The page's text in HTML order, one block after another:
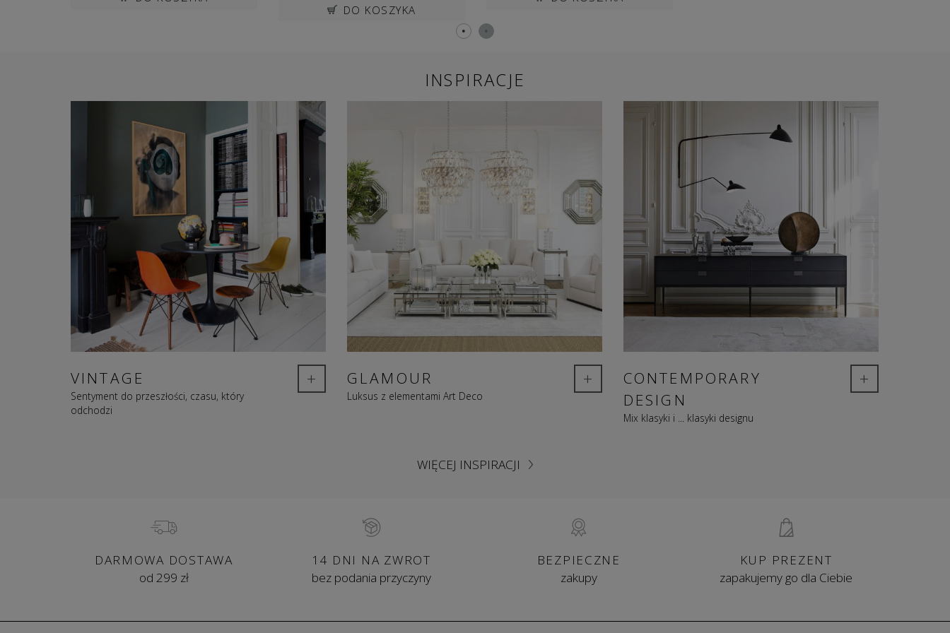
DO KOSZYKA
INSPIRACJE
VINTAGE
Sentyment do przeszłości, czasu, który
odchodzi
+ GLAMOUR
Luksus z elementami Art Deco
+
CONTEMPORARY
DESIGN
Mix klasyki i ... klasyki designu
+
WIĘCEJ INSPIRACJI
DARMOWA DOSTAWA
od 299 zł
14 DNI NA ZWROT
bez podania przyczyny
BEZPIECZNE
zakupy
KUP PREZENT
zapakujemy go dla Ciebie